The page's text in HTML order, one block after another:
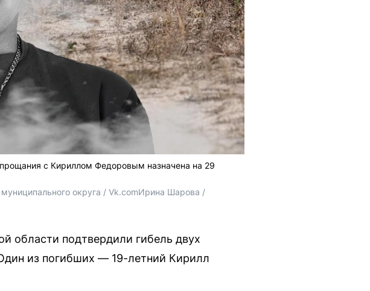
с Кириллом Федоровым назначена на 29
округа / Vk.comИрина Шарова /
области подтвердили гибель двух
из погибших — 19-летний Кирилл